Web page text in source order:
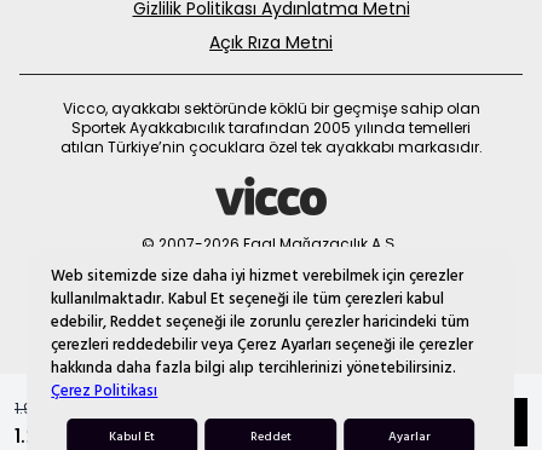
Web sitemizde size daha iyi hizmet verebilmek için çerezler
kullanılmaktadır. Kabul Et seçeneği ile tüm çerezleri kabul
edebilir, Reddet seçeneği ile zorunlu çerezler haricindeki tüm
çerezleri reddedebilir veya Çerez Ayarları seçeneği ile çerezler
hakkında daha fazla bilgi alıp tercihlerinizi yönetebilirsiniz.
Çerez Politikası
Kabul Et Reddet Ayarlar
1.999,90 TL
1.299,90 TL
Beden Sepete Ekle
Gizlilik Politikası Aydınlatma Metni
Açık Rıza Metni
Vicco, ayakkabı sektöründe köklü bir geçmişe sahip olan
Sportek Ayakkabıcılık tarafından 2005 yılında temelleri
atılan Türkiye’nin çocuklara özel tek ayakkabı markasıdır.
© 2007-2026 Faal Mağazacılık A.Ş.
MNM